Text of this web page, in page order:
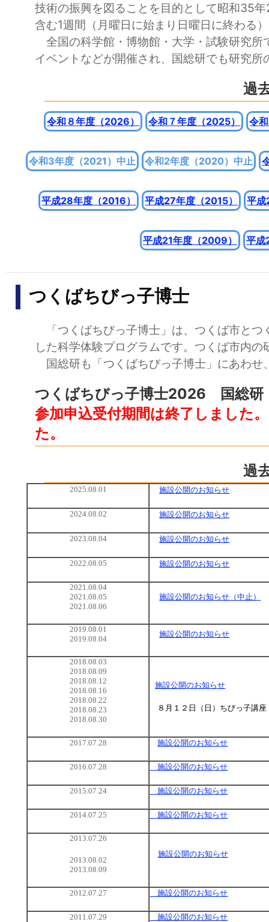
技術の振興を図ることを目的として昭和35
含む1週間（月曜日に始まり日曜日に終わる
全国の科学館・博物館・大学・試験研究所
イベントなどが開催され、国総研でも研究
過
令和８年度（2026） 令和７年度（2025） 令
令和3年度（2021）中止 令和2年度（2020）中止
平成28年度（2016） 平成27年度（2015） 平
平成21年度（2009） 平
つくばちびっ子博士
「つくばちびっ子博士」は、つくば市とつ
した科学体験プログラムです。つくば市内
国総研も「つくばちびっ子博士」にあわせ
つくばちびっ子博士2026 国総
参加申込受付期間は終了しました
た。
過
2025.08.01 施設公開のお知らせ
2024.08.02 施設公開のお知らせ
2023.08.04 施設公開のお知らせ
2022.08.05 施設公開のお知らせ
2021.08.04
2021.08.05
2021.08.06
施設公開のお知らせ（中止）
2019.08.01
2019.08.04
施設公開のお知らせ
2018.08.03
2018.08.09
2018.08.12
2018.08.16
2018.08.22
2018.08.23
2018.08.30
施設公開のお知らせ
８月１２日（日）ちびっ子講
2017.07.28 施設公開のお知らせ
2016.07.28 施設公開のお知らせ
2015.07.24 施設公開のお知らせ
2014.07.25 施設公開のお知らせ
2013.07.26
2013.08.02
2013.08.09
施設公開のお知らせ
2012.07.27 施設公開のお知らせ
2011.07.29 施設公開のお知らせ